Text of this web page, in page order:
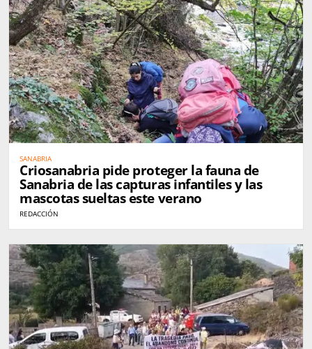
SANABRIA
Criosanabria pide proteger la fauna de
Sanabria de las capturas infantiles y las
mascotas sueltas este verano
REDACCIÓN